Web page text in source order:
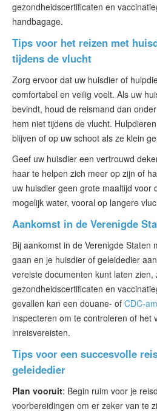
gezondheidscertificaten en
handbagage.
Tips voor het reizen met
tijdens de vlucht
Zorg ervoor dat uw huisdier of
comfortabel en veilig voelt. Als uw
bevindt, houd de reismand dan
hem niet tijdens de vlucht.
blijven of op uw schoot als ze klein
Geef uw huisdier een vertrouwd
haar te helpen zich meer op zijn of
uw huisdier geen grote maaltijd voor
mogelijk water, vooral op langere
Aankomst in de Verenigde
Bij aankomst in de Verenigde Staten
gaan en je huisdier of geleidedier
vereiste documenten kunt laten zien,
gezondheidscertificaten en
gevallen kan een douane- of CDC-
inspecteren om te controleren of het
inreisvereisten.
Tips voor een succesvolle
geleidedier
Plan vooruit: Begin ruim voor je
voorbereidingen om er zeker van te